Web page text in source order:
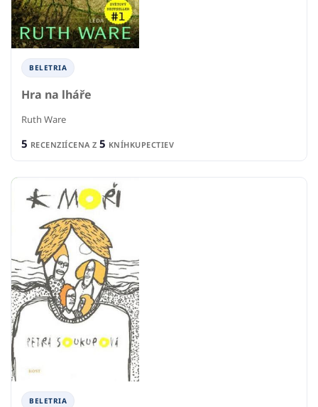
BELETRIA
Hra na lháře
Ruth Ware
5 RECENZIÍCENA Z 5 KNÍHKUPECTIEV
BELETRIA